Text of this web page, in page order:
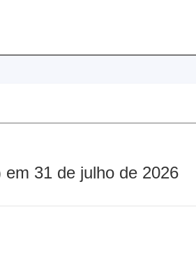
31 de julho de 2026